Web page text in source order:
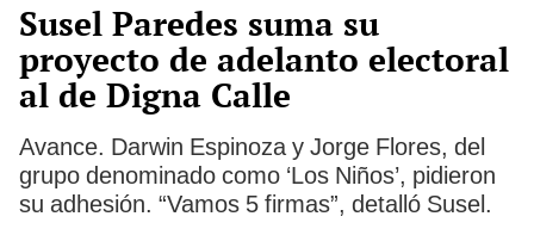
Susel Paredes suma su
proyecto de adelanto electoral
al de Digna Calle
Avance. Darwin Espinoza y Jorge Flores, del
grupo denominado como ‘Los Niños’, pidieron
su adhesión. “Vamos 5 firmas”, detalló Susel.